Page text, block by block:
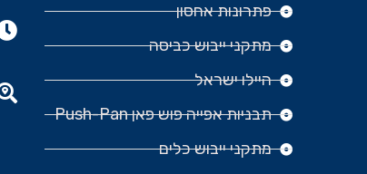
פתרונות אחסון
מתקני ייבוש כביסה
היילו ישראל
תבניות אפייה פוש פאן Push-Pan
מתקני ייבוש כלים